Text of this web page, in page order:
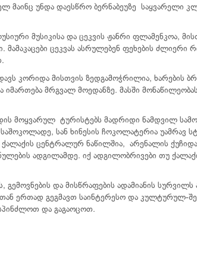
მაინც უნდა დაესწრო ბერნაბეუზე საყვარელი
მუსიკისა და ცეკვის ჟანრი ფლამენკოა,
მამაკაცები ცეკვას ასრულებენ ფეხების
კორიდა მისთვის ზედგამოჭრილია,
იმართება მრგვალ მოედანზე. მასში
მოყვარულ ტურისტებს მადრიდი ნამდვილ
სან ხინესის ჩოკოლატერია უამრავ
ცენტრალურ ნაწილშია, არენალის
ადგილამდე. იქ ადგილობრივები თუ
გემოვნების და მისწრაფების ადამიანის
ერთად გეგმავთ საინტერესო და კულტურულ-
და გაგაოცოთ.